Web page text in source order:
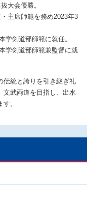
大会優勝。
主席師範を務め2023年3
学剣道部師範に就任。
学剣道部師範兼監督に就
伝統と誇りを引き継ぎ礼
文武両道を目指し、出水
。